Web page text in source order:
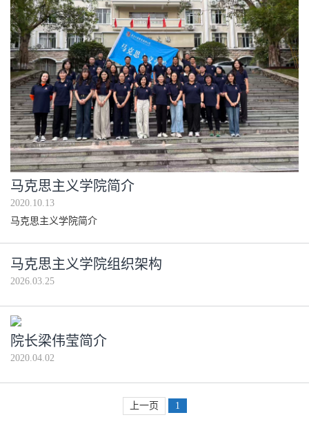
马克思主义学院简介
2020.10.13
马克思主义学院简介
马克思主义学院组织架构
2026.03.25
院长梁伟莹简介
2020.04.02
上一页 1